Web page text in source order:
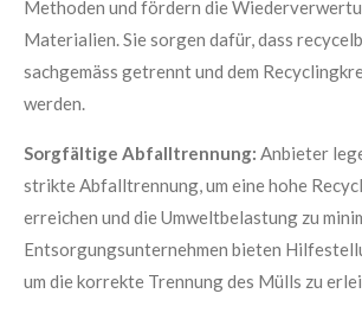
Methoden und fördern die
Materialien. Sie sorgen dafür, dass
sachgemäss getrennt und dem
werden.
Sorgfältige Abfalltrennung: Anbieter
strikte Abfalltrennung, um eine hohe
erreichen und die Umweltbelastung zu
Entsorgungsunternehmen bieten
um die korrekte Trennung des Mülls zu